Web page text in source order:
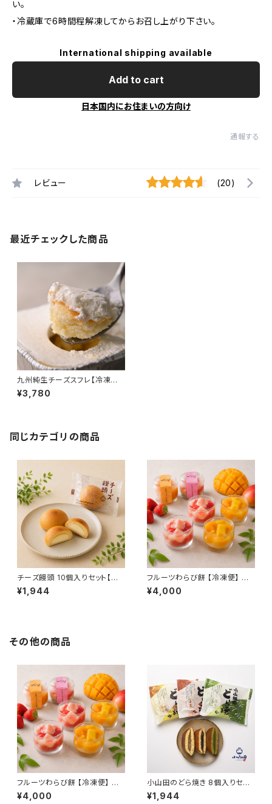
い。
・冷蔵庫で6時間程解凍してからお召し上がり下さい。
International shipping available
Add to cart
日本国内にお住まいの方向け
通報する
レビュー (20)
最近チェックした商品
九州純生チーズスフレ【冷凍便】
チーズケーキ 生クリーム 生チョ
コ 宮崎マンゴー ギフト プレゼン
¥3,780
同じカテゴリの商品
チーズ饅頭 10個入りセット【常
温便】JAL機内食 チーズ饅頭 ク
ッキー クリームチーズ 高千穂バ
¥1,944
フルーツわらび餅 【冷凍便】 宮
崎マンゴー いちごミルク ギフト
おもたせ 九州 宮崎 鹿児島 都
¥4,000
その他の商品
フルーツわらび餅 【冷凍便】 宮
崎マンゴー いちごミルク ギフト
おもたせ 九州 宮崎 鹿児島 都
¥4,000
小山田のどら焼き 8個入りセット
【常温便】どら焼 小豆 白餡 抹茶
ギフト おもたせ 九州 宮崎 都城
¥1,944